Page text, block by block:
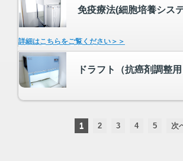
免疫療法(細胞培養シス
詳細はこちらをご覧ください＞＞
ドラフト（抗癌剤調整用
1 2 3 4 5 次